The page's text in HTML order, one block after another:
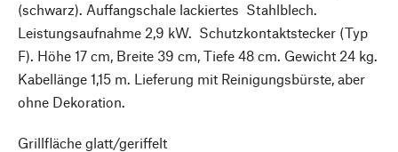
(schwarz). Auffangschale lackiertes Stahlblech.
Leistungsaufnahme 2,9 kW. Schutzkontaktstecker (Typ
F). Höhe 17 cm, Breite 39 cm, Tiefe 48 cm. Gewicht 24 kg.
Kabellänge 1,15 m. Lieferung mit Reinigungsbürste, aber
ohne Dekoration.
Grillfläche glatt/geriffelt